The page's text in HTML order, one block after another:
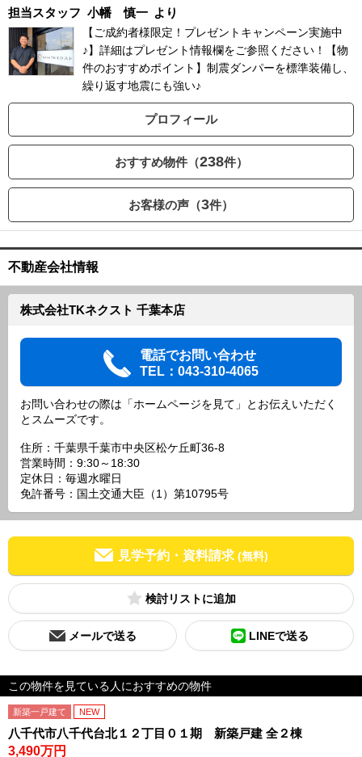
担当スタッフ 小幡 慎一 より
【ご成約者様限定！プレゼントキャンペーン実施中
♪】詳細はプレゼント情報欄をご参照ください！【物
件のおすすめポイント】制震ダンパーを標準装備し、
繰り返す地震にも強い♪
プロフィール
おすすめ物件（238件）
お客様の声（3件）
不動産会社情報
株式会社TKネクスト 千葉本店
電話でお問い合わせ
TEL：043-310-4065
お問い合わせの際は「ホームページを見て」とお伝えいただく
とスムーズです。
住所：千葉県千葉市中央区松ケ丘町36-8
営業時間：9:30～18:30
定休日：毎週水曜日
免許番号：国土交通大臣（1）第10795号
見学予約・資料請求 (無料)
検討リスト
メールで送る LINEで送る
この物件を見ている人におすすめの物件
新築一戸建て NEW
八千代市八千代台北１２丁目０１期 新築戸建 全２棟
3,490万円